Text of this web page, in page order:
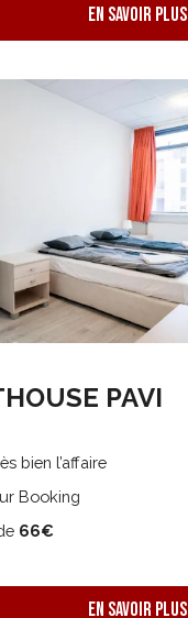
EN savoir plus
PAVI
bien l’affaire
Booking
66€
EN savoir plus